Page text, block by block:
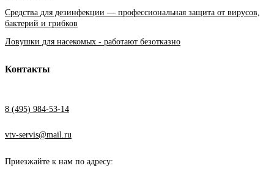
Средства для дезинфекции — профессиональная защита от вирусов,
бактерий и грибков
Ловушки для насекомых - работают безотказно
Контакты
8 (495) 984-53-14
vtv-servis@mail.ru
Приезжайте к нам по адресу: